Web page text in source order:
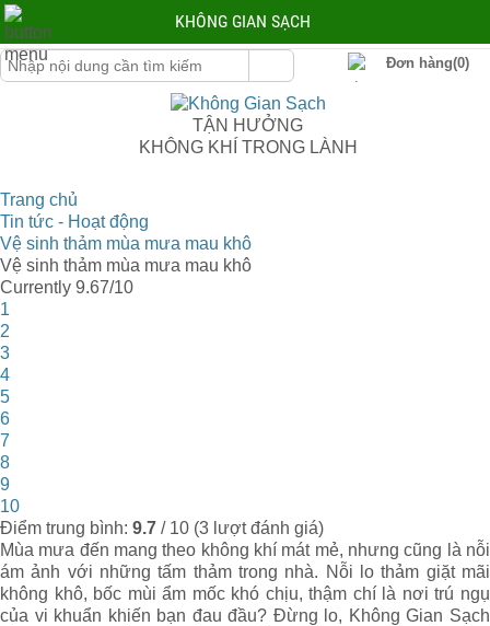
KHÔNG GIAN SẠCH
Đơn hàng(0)
TẬN HƯỞNG
KHÔNG KHÍ TRONG LÀNH
Trang chủ
Tin tức - Hoạt động
Vệ sinh thảm mùa mưa mau khô
Vệ sinh thảm mùa mưa mau khô
Currently 9.67/10
1
2
3
4
5
6
7
8
9
10
Điểm trung bình: 9.7 / 10 (3 lượt đánh giá)
Mùa mưa đến mang theo không khí mát mẻ, nhưng cũng là nỗi
ám ảnh với những tấm thảm trong nhà. Nỗi lo thảm giặt mãi
không khô, bốc mùi ẩm mốc khó chịu, thậm chí là nơi trú ngụ
của vi khuẩn khiến bạn đau đầu? Đừng lo, Không Gian Sạch